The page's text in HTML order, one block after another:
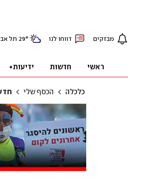
מבזקים דווחו לנו 29° תל
ראשי חדשות ידיעות+
כלכלה הכסף שלי